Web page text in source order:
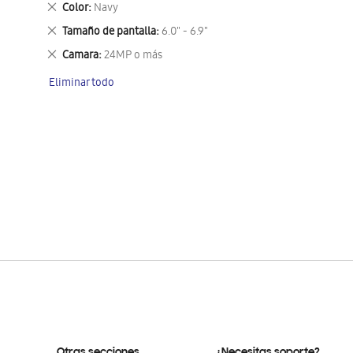
Color Navy
Eliminar
este
artículo
Tamaño de pantalla 6.0" - 6.9"
Eliminar
este
artículo
Camara 24MP o más
Eliminar
artículo
Eliminar todo